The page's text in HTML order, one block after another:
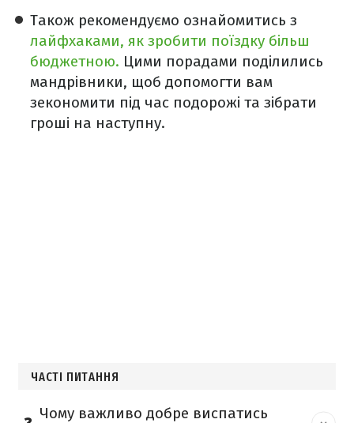
Також рекомендуємо ознайомитись з
лайфхаками, як зробити поїздку більш
бюджетною. Цими порадами поділились
мандрівники, щоб допомогти вам
зекономити під час подорожі та зібрати
гроші на наступну.
ЧАСТІ ПИТАННЯ
Чому важливо добре виспатись